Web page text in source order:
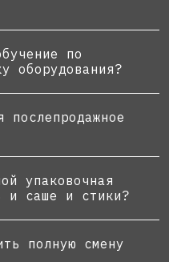
по
оборудования?
послепродажное
упаковочная
и саше и стики?
полную смену